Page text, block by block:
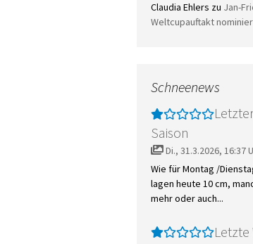
Claudia Ehlers zu Jan-
Weltcupauftakt
Schneenews
Saison
Di., 31.3.2026, 16:37
Wie für Montag /
lagen heute 10 cm,
mehr oder auch...